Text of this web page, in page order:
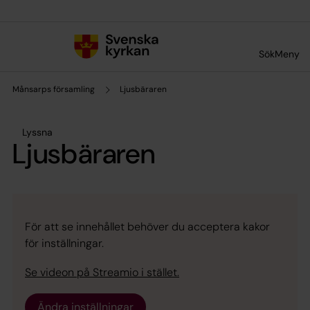
SökMeny
Månsarps församling Ljusbäraren
Lyssna
Ljusbäraren
För att se innehållet behöver du acceptera kakor
för inställningar.
Se videon på Streamio i stället.
Ändra inställningar